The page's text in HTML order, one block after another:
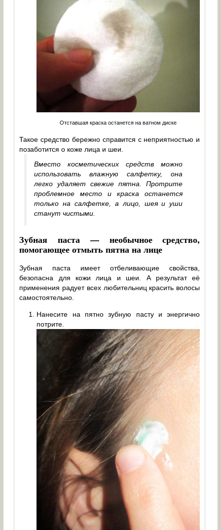
Отставшая краска останется на ватном диске
Такое средство бережно справится с неприятностью и
позаботится о коже лица и шеи.
Вместо косметических средств можно
использовать влажную салфетку, она
легко удаляет свежие пятна. Протрите
проблемное место и краска останется
только на салфетке, а лицо, шея и уши
станут чистыми.
Зубная паста — необычное средство,
помогающее отмыть пятна на лице
Зубная паста имеет отбеливающие свойства,
безопасна для кожи лица и шеи. А результат её
применения радует всех любительниц красить волосы
самостоятельно.
Нанесите на пятно зубную пасту и энергично
потрите.